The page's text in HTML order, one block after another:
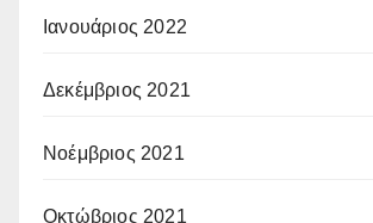
Ιανουάριος 2022
Δεκέμβριος 2021
Νοέμβριος 2021
Οκτώβριος 2021